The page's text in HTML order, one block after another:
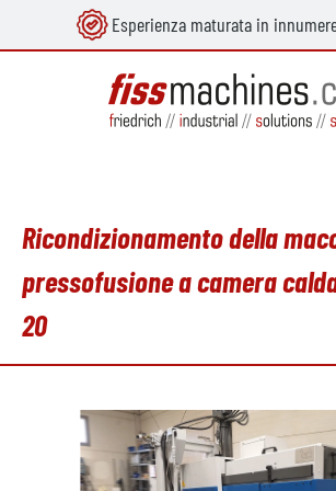
principale Esperienza maturata in
Ricondizionamento della
pressofusione a camera
20
Salta la galleria di immagini